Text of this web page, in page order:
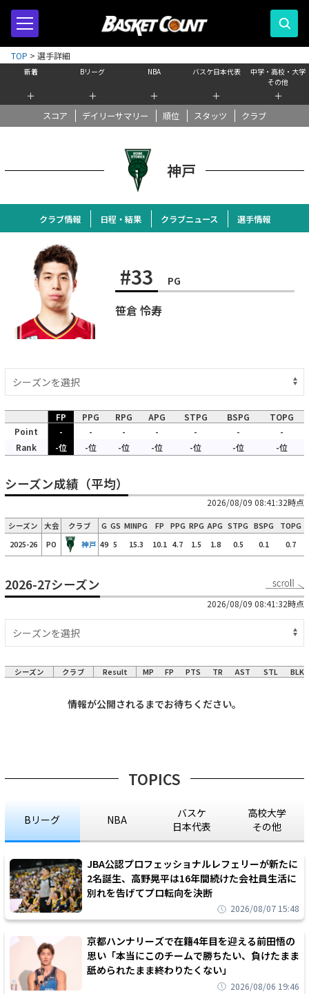
新着
＋
Bリーグ
＋
NBA
＋
バスケ日本代表
＋
中学・高校・大学
その他
＋
スコア デイリーサマリー 順位 スタッツ クラブ
TOP > 選手詳細
神戸
クラブ情報 日程・結果 クラブニュース 選手情報
#33 PG
笹倉 怜寿
FP PPG RPG APG STPG BSPG
TOPG
Point
- - - - - -
-
Rank
-位 -位 -位 -位 -位 -位 -位
シーズン成績（平均）
2026/08/09 08:41:32時点
シーズン 大会 クラブ G GS MINPG FP PPG RPG APG STPG BSPG
TOPG
2025-26
PO 神戸 49 5 15.3 10.1 4.7 1.5 1.8 0.5 0.1 0.7
2026-27シーズン
2026/08/09 08:41:32時点
シーズン クラブ Result MP FP PTS TR AST STL BLK
情報が公開されるまでお待ちください。
TOPICS
Bリーグ NBA
バスケ
日本代表
高校大学
その他
JBA公認プロフェッショナルレフェリーが新たに
2名誕生、高野晃平は16年間続けた会社員生活に
別れを告げてプロ転向を決断
2026/08/07 15:48
京都ハンナリーズで在籍4年目を迎える前田悟の
思い「本当にこのチームで勝ちたい、負けたまま
舐められたまま終わりたくない」
2026/08/06 19:46